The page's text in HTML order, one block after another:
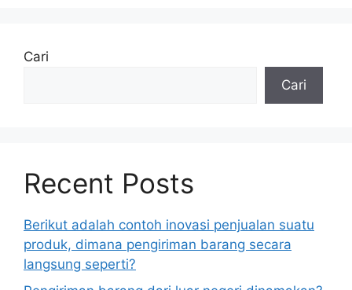
Cari
Cari
Recent Posts
Berikut adalah contoh inovasi penjualan suatu
produk, dimana pengiriman barang secara
langsung seperti?